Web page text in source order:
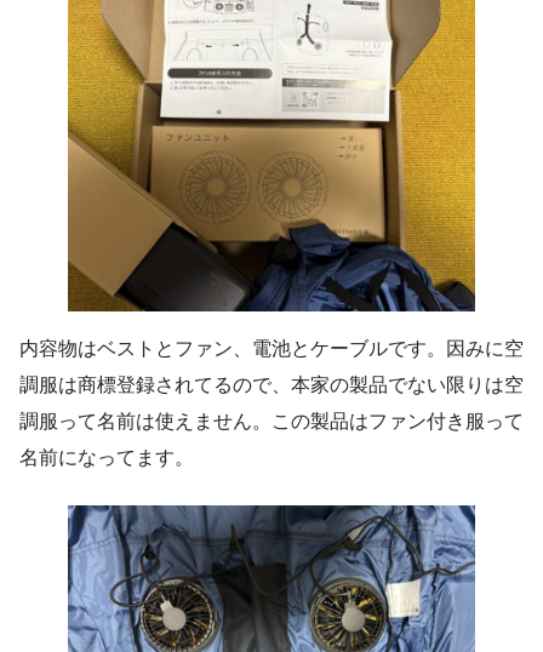
内容物はベストとファン、電池とケーブルです。因みに空
調服は商標登録されてるので、本家の製品でない限りは空
調服って名前は使えません。この製品はファン付き服って
名前になってます。